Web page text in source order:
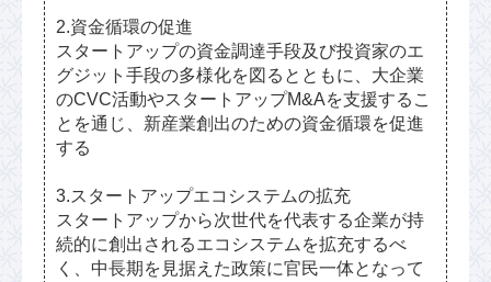
2.資金循環の促進
スタートアップの資金調達手段及び投資家のエ
グジット手段の多様化を図るとともに、大企業
のCVC活動やスタートアップM&Aを支援するこ
とを通じ、新産業創出のための資金循環を促進
する
3.スタートアップエコシステムの拡充
スタートアップから次世代を代表する企業が持
続的に創出されるエコシステムを拡充するべ
く、中長期を見据えた政策に官民⼀体となって